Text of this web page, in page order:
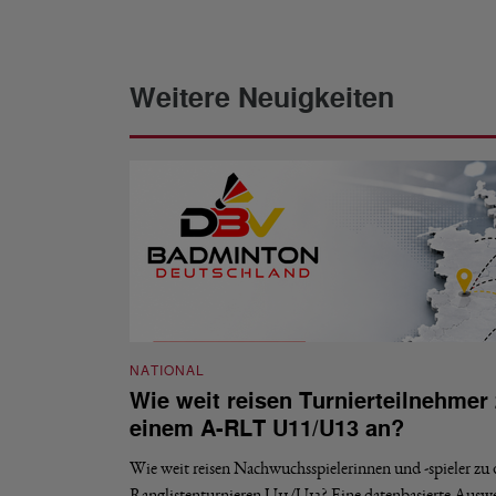
Weitere Neuigkeiten
NATIONAL
Wie weit reisen Turnierteilnehmer
einem A-RLT U11/U13 an?
Wie weit reisen Nachwuchsspielerinnen und -spieler zu